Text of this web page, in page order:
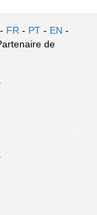
FR - PT - EN -
de